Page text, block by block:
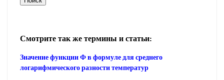
Смотрите так же термины и статьи:
Значение функции Ф в формуле для среднего
логарифмического разности температур